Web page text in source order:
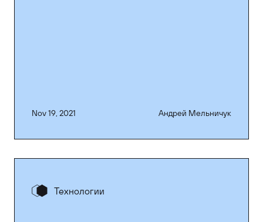
Nov 19, 2021 Андрей Мельничук
Технологии